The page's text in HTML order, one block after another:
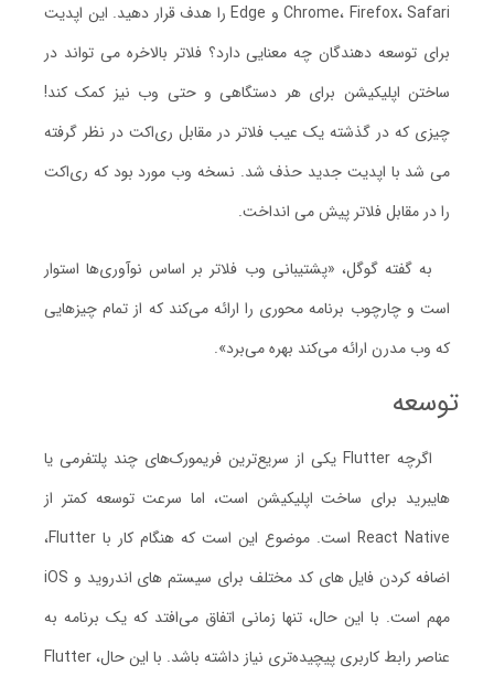
Chrome، Firefox، Safari و Edge را هدف قرار دهید. این اپدیت
برای توسعه دهندگان چه معنایی دارد؟ فلاتر بالاخره می تواند در
ساختن اپلیکیشن برای هر دستگاهی و حتی وب نیز کمک کند!
چیزی که در گذشته یک عیب فلاتر در مقابل ری‌اکت در نظر گرفته
می شد با اپدیت جدید حذف شد. نسخه وب مورد بود که ری‌اکت
را در مقابل فلاتر پیش می انداخت.
به گفته گوگل، «پشتیبانی وب فلاتر بر اساس نوآوری‌ها استوار
است و چارچوب برنامه محوری را ارائه می‌کند که از تمام چیزهایی
که وب مدرن ارائه می‌کند بهره می‌برد».
توسعه
اگرچه Flutter یکی از سریع‌ترین فریمورک‌های چند پلتفرمی یا
هایبرید برای ساخت اپلیکیشن است، اما سرعت توسعه کمتر از
React Native است. موضوع این است که هنگام کار با Flutter،
اضافه کردن فایل های کد مختلف برای سیستم های اندروید و iOS
مهم است. با این حال، تنها زمانی اتفاق می‌افتد که یک برنامه به
عناصر رابط کاربری پیچیده‌تری نیاز داشته باشد. با این حال، Flutter